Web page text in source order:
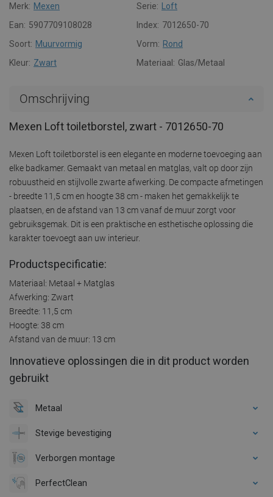
Merk: Mexen Serie:
Loft
Ean: 5907709108028 Index: 7012650-70
Soort: Muurvormig Vorm: Rond
Kleur: Zwart Materiaal: Glas/Metaal
Omschrijving
Mexen Loft toiletborstel, zwart - 7012650-70
Mexen Loft toiletborstel is een elegante en moderne toevoeging aan
elke badkamer. Gemaakt van metaal en matglas, valt op door zijn
robuustheid en stijlvolle zwarte afwerking. De compacte afmetingen
- breedte 11,5 cm en hoogte 38 cm - maken het gemakkelijk te
plaatsen, en de afstand van 13 cm vanaf de muur zorgt voor
gebruiksgemak. Dit is een praktische en esthetische oplossing die
karakter toevoegt aan uw interieur.
Productspecificatie:
Materiaal: Metaal + Matglas
Afwerking: Zwart
Breedte: 11,5 cm
Hoogte: 38 cm
Afstand van de muur: 13 cm
Innovatieve oplossingen die in dit product worden
gebruikt
Metaal
Stevige bevestiging
Verborgen montage
PerfectClean